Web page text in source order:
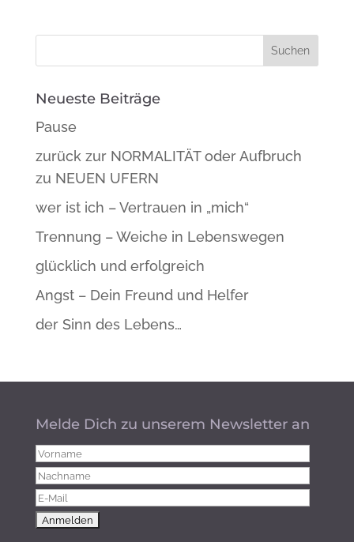
Neueste Beiträge
Pause
zurück zur NORMALITÄT oder Aufbruch
zu NEUEN UFERN
wer ist ich – Vertrauen in „mich“
Trennung – Weiche in Lebenswegen
glücklich und erfolgreich
Angst – Dein Freund und Helfer
der Sinn des Lebens…
Melde Dich zu unserem Newsletter an